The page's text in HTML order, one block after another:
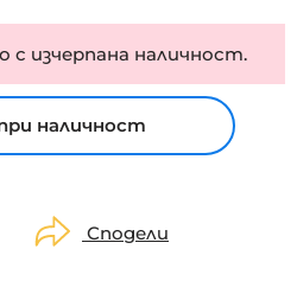
с изчерпана наличност.
наличност
Сподели